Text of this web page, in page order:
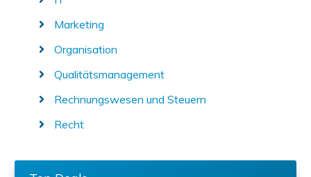
Marketing
Organisation
Qualitätsmanagement
Rechnungswesen und Steuern
Recht